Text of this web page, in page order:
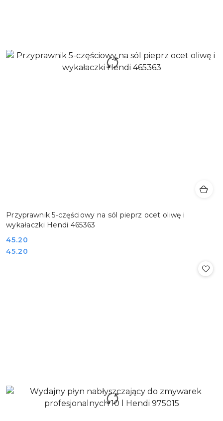
Przyprawnik 5-częściowy na sól pieprz ocet oliwę i
wykałaczki Hendi 465363
Cena:
45.20
Cena:
45.20